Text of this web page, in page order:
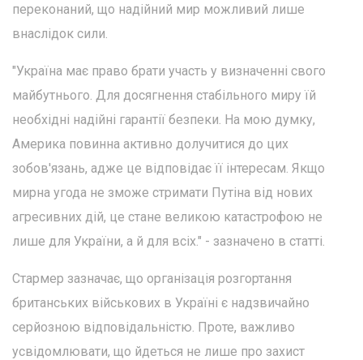
переконаний, що надійний мир можливий лише
внаслідок сили.
"Україна має право брати участь у визначенні свого
майбутнього. Для досягнення стабільного миру їй
необхідні надійні гарантії безпеки. На мою думку,
Америка повинна активно долучитися до цих
зобов'язань, адже це відповідає її інтересам. Якщо
мирна угода не зможе стримати Путіна від нових
агресивних дій, це стане великою катастрофою не
лише для України, а й для всіх." - зазначено в статті.
Стармер зазначає, що організація розгортання
британських військових в Україні є надзвичайно
серйозною відповідальністю. Проте, важливо
усвідомлювати, що йдеться не лише про захист